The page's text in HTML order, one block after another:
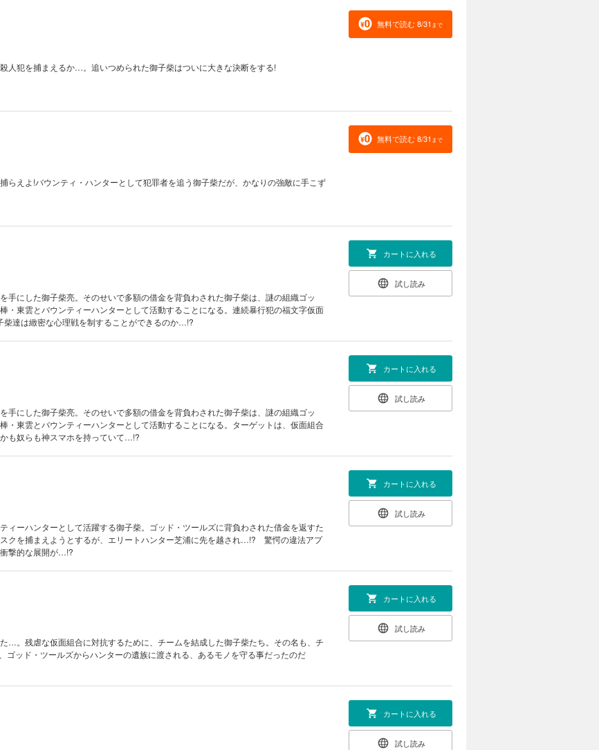
人犯を捕まえるか…。追いつめられた御子柴はついに大きな決断をする!
無料で読む 8/31 まで
らえよ!バウンティ・ハンターとして犯罪者を追う御子柴だが、かなりの強敵に手こず
無料で読む 8/31 まで
手にした御子柴亮。そのせいで多額の借金を背負わされた御子柴は、謎の組織ゴッ
・東雲とバウンティーハンターとして活動することになる。連続暴行犯の福文字仮面
達は緻密な心理戦を制することができるのか…!?
カートに入れる
試し読み
手にした御子柴亮。そのせいで多額の借金を背負わされた御子柴は、謎の組織ゴッ
・東雲とバウンティーハンターとして活動することになる。ターゲットは、仮面組合
も奴らも神スマホを持っていて…!?
カートに入れる
試し読み
ィーハンターとして活躍する御子柴。ゴッド・ツールズに背負わされた借金を返すた
クを捕まえようとするが、エリートハンター芝浦に先を越され…!? 驚愕の違法アプ
撃的な展開が…!?
カートに入れる
試し読み
…。残虐な仮面組合に対抗するために、チームを結成した御子柴たち。その名も、チ
ゴッド・ツールズからハンターの遺族に渡される、あるモノを守る事だったのだ
カートに入れる
試し読み
カートに入れる
試し読み